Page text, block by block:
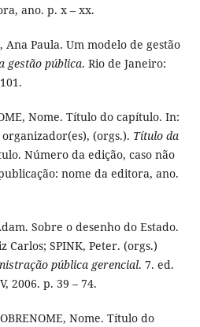
ano. p. x – xx.
Ana Paula. Um modelo de gestão
gestão pública. Rio de Janeiro:
Nome. Título do capítulo. In:
organizador(es), (orgs.). Título da
Número da edição, caso não
nome da editora, ano.
Sobre o desenho do Estado.
Carlos; SPINK, Peter. (orgs.)
pública gerencial. 7. ed.
2006. p. 39 – 74.
Nome. Título do